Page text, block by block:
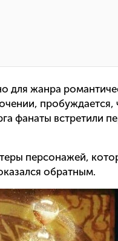
для жанра
пробуждается,
фанаты встретили
персонажей,
обратным.